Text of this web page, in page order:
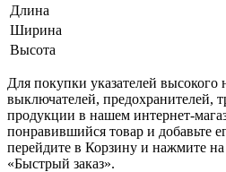
Длина
Ширина
Высота
Для покупки указателей высокого
выключателей, предохранителей,
продукции в нашем интернет-
понравившийся товар и добавьте
перейдите в Корзину и нажмите
«Быстрый заказ».